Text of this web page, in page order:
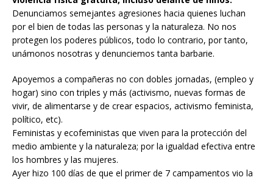
Denunciamos semejantes agresiones hacia quienes luchan
por el bien de todas las personas y la naturaleza. No nos
protegen los poderes públicos, todo lo contrario, por tanto,
unámonos nosotras y denunciemos tanta barbarie.
Apoyemos a compañeras no con dobles jornadas, (empleo y
hogar) sino con triples y más (activismo, nuevas formas de
vivir, de alimentarse y de crear espacios, activismo feminista,
político, etc).
Feministas y ecofeministas que viven para la protección del
medio ambiente y la naturaleza; por la igualdad efectiva entre
los hombres y las mujeres.
Ayer hizo 100 días de que el primer de 7 campamentos vio la